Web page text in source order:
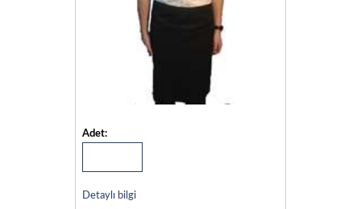
Adet:
Detaylı bilgi